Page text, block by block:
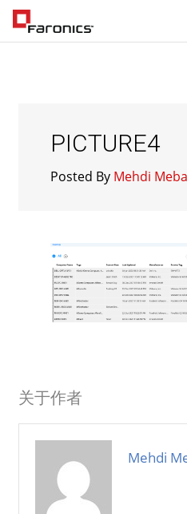
PICTURE4
Posted By Mehdi
关于作者
Mehdi